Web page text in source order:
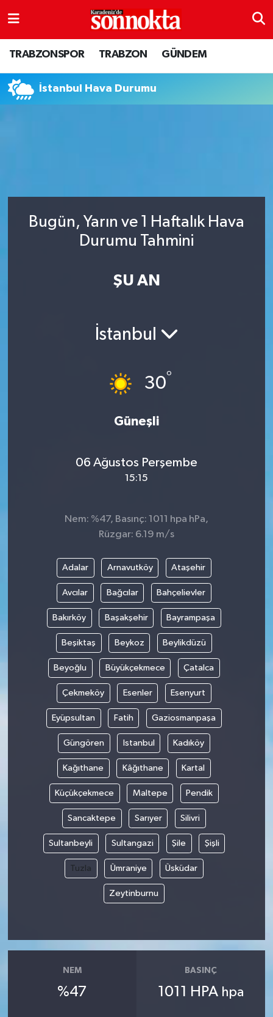
TRABZONSPOR TRABZON GÜNDEM
İstanbul Hava Durumu
Bugün, Yarın ve 1 Haftalık Hava
Durumu Tahmini
ŞU AN
İstanbul
30°
Güneşli
06 Ağustos Perşembe
15:15
Nem: %47, Basınç: 1011 hpa hPa,
Rüzgar: 6.19 m/s
Adalar Arnavutköy Ataşehir
Avcılar Bağcılar Bahçelievler
Bakırköy Başakşehir Bayrampaşa
Beşiktaş Beykoz Beylikdüzü
Beyoğlu Büyükçekmece Çatalca
Çekmeköy Esenler Esenyurt
Eyüpsultan Fatih Gaziosmanpaşa
Güngören Istanbul Kadıköy
Kağıthane Kâğıthane Kartal
Küçükçekmece Maltepe Pendik
Sancaktepe Sarıyer Silivri
Sultanbeyli Sultangazi Şile Şişli
Tuzla Ümraniye Üsküdar
Zeytinburnu
NEM
%47
BASINÇ
1011 HPA hpa
MAGAZİN